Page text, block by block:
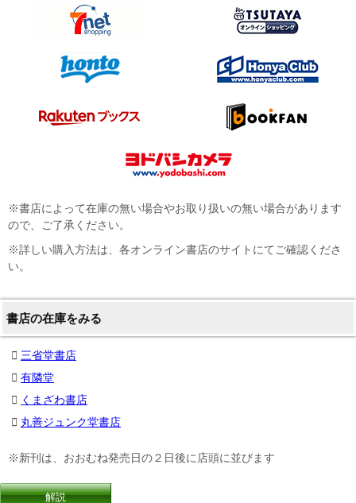
※書店によって在庫の無い場合やお取り扱いの無い場合があります
ので、ご了承ください。
※詳しい購入方法は、各オンライン書店のサイトにてご確認くださ
い。
書店の在庫をみる
三省堂書店
有隣堂
くまざわ書店
丸善ジュンク堂書店
※新刊は、おおむね発売日の２日後に店頭に並びます
解説